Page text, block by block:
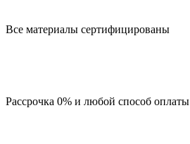
Все материалы сертифицированы
Рассрочка 0% и любой способ оплаты